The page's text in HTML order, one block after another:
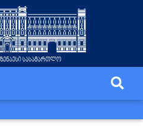
სასამართლო